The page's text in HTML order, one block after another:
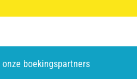
boekingspartners